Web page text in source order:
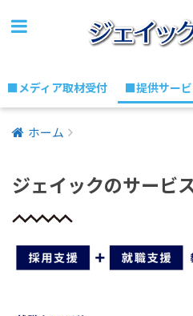
■メディア取材受付 ■提供サー
ホーム
ジェイックのサービ